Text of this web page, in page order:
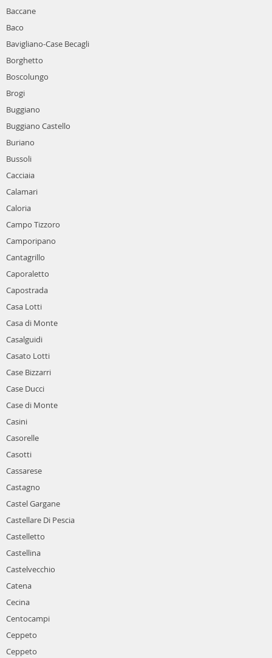
Baccane
Baco
Bavigliano-Case Becagli
Borghetto
Boscolungo
Brogi
Buggiano
Buggiano Castello
Buriano
Bussoli
Cacciaia
Calamari
Caloria
Campo Tizzoro
Camporipano
Cantagrillo
Caporaletto
Capostrada
Casa Lotti
Casa di Monte
Casalguidi
Casato Lotti
Case Bizzarri
Case Ducci
Case di Monte
Casini
Casorelle
Casotti
Cassarese
Castagno
Castel Gargane
Castellare Di Pescia
Castelletto
Castellina
Castelvecchio
Catena
Cecina
Centocampi
Ceppeto
Ceppeto